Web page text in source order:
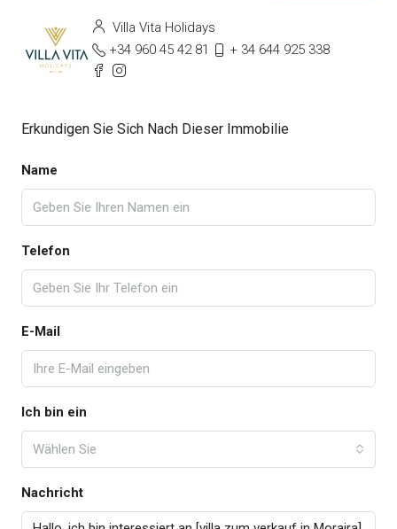
Villa Vita Holidays
+34 960 45 42 81
+ 34 644 925 338
Erkundigen Sie Sich Nach Dieser Immobilie
Name
Telefon
E-Mail
Ich bin ein
Wählen Sie
Nachricht